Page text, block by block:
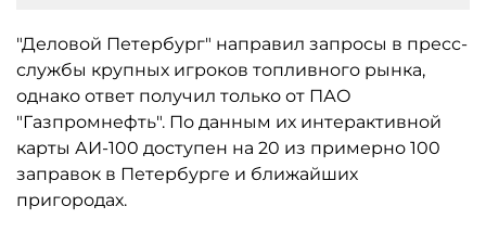
"Деловой Петербург" направил запросы в пресс-
службы крупных игроков топливного рынка,
однако ответ получил только от ПАО
"Газпромнефть". По данным их интерактивной
карты АИ-100 доступен на 20 из примерно 100
заправок в Петербурге и ближайших
пригородах.